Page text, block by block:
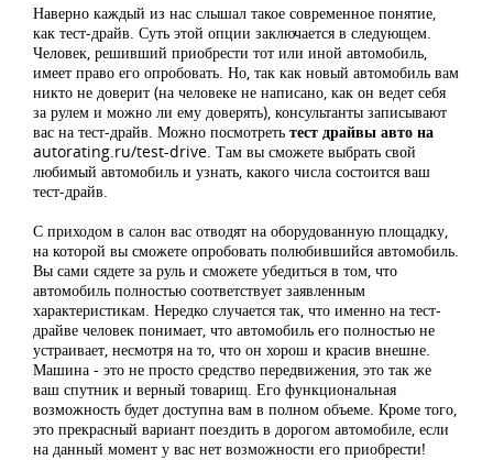
Наверно каждый из нас слышал такое современное понятие,
как тест-драйв. Суть этой опции заключается в следующем.
Человек, решивший приобрести тот или иной автомобиль,
имеет право его опробовать. Но, так как новый автомобиль вам
никто не доверит (на человеке не написано, как он ведет себя
за рулем и можно ли ему доверять), консультанты записывают
вас на тест-драйв. Можно посмотреть тест драйвы авто на
autorating.ru/test-drive. Там вы сможете выбрать свой
любимый автомобиль и узнать, какого числа состоится ваш
тест-драйв.
С приходом в салон вас отводят на оборудованную площадку,
на которой вы сможете опробовать полюбившийся автомобиль.
Вы сами сядете за руль и сможете убедиться в том, что
автомобиль полностью соответствует заявленным
характеристикам. Нередко случается так, что именно на тест-
драйве человек понимает, что автомобиль его полностью не
устраивает, несмотря на то, что он хорош и красив внешне.
Машина - это не просто средство передвижения, это так же
ваш спутник и верный товарищ. Его функциональная
возможность будет доступна вам в полном объеме. Кроме того,
это прекрасный вариант поездить в дорогом автомобиле, если
на данный момент у вас нет возможности его приобрести!